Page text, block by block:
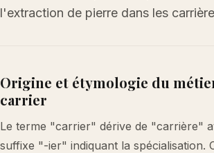
l'extraction de pierre dans les
Origine et étymologie du
carrier
Le terme "carrier" dérive de "carrière"
suffixe "-ier" indiquant la spécialisation.